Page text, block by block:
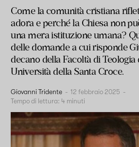
Come la comunità cristiana
adora e perché la Chiesa non
una mera istituzione umana?
delle domande a cui risponde
decano della Facoltà di
Università della Santa Croce.
Giovanni Tridente - 12 febbraio 2025 -
Tempo di lettura: 4 minuti